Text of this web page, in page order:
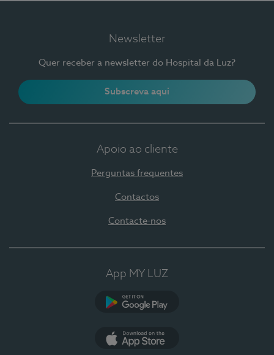
Newsletter
Quer receber a newsletter do Hospital da Luz?
Subscreva aqui
Apoio ao cliente
Perguntas frequentes
Contactos
Contacte-nos
App MY LUZ